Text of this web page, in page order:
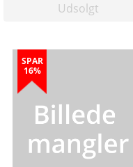
Udsolgt
SPAR
16%